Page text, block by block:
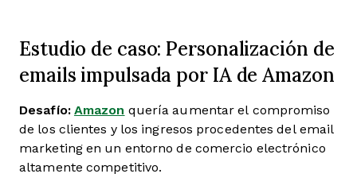
Estudio de caso: Personalización de
emails impulsada por IA de Amazon
Desafío: Amazon quería aumentar el compromiso
de los clientes y los ingresos procedentes del email
marketing en un entorno de comercio electrónico
altamente competitivo.